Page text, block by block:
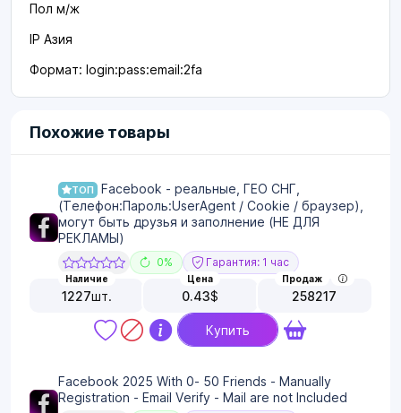
Пол м/ж
IP Азия
Формат: login:pass:email:2fa
Похожие товары
ТОП
Facebook - реальные, ГЕО СНГ,
(Телефон:Пароль:UserAgent / Cookie / браузер),
могут быть друзья и заполнение (НЕ ДЛЯ
РЕКЛАМЫ)
0% Гарантия: 1 час
Наличие
1227шт.
Цена
0.43$
Продаж
258217
Купить
Facebook 2025 With 0- 50 Friends - Manually
Registration - Email Verify - Mail are not Included